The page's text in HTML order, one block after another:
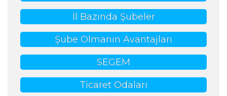
İl Bazında Şubeler
Şube Olmanın Avantajları
SEGEM
Ticaret Odaları